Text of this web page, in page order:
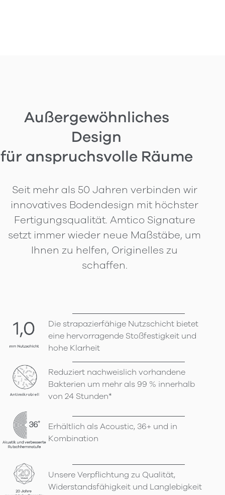
Außergewöhnliches
Design
für anspruchsvolle Räume
Seit mehr als 50 Jahren verbinden wir
innovatives Bodendesign mit höchster
Fertigungsqualität. Amtico Signature
setzt immer wieder neue Maßstäbe, um
Ihnen zu helfen, Originelles zu
schaffen.
Die strapazierfähige Nutzschicht bietet
eine hervorragende Stoßfestigkeit und
hohe Klarheit
Reduziert nachweislich vorhandene
Bakterien um mehr als 99 % innerhalb
von 24 Stunden*
Erhältlich als Acoustic, 36+ und in
Kombination
Unsere Verpflichtung zu Qualität,
Widerstandsfähigkeit und Langlebigkeit